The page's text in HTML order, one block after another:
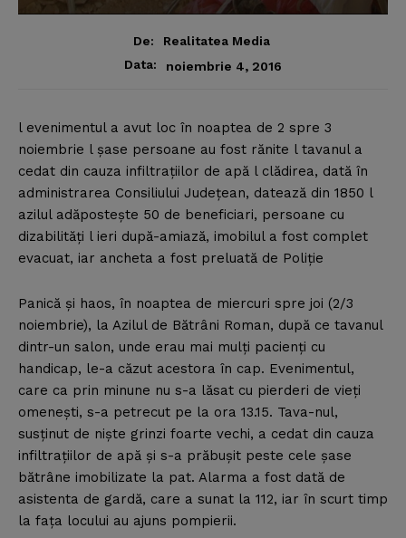
De:
Realitatea Media
Data:
noiembrie 4, 2016
l evenimentul a avut loc în noaptea de 2 spre 3
noiembrie l şase persoane au fost rănite l tavanul a
cedat din cauza infiltraţiilor de apă l clădirea, dată în
administrarea Consiliului Judeţean, datează din 1850 l
azilul adăposteşte 50 de beneficiari, persoane cu
dizabilităţi l ieri după-amiază, imobilul a fost complet
evacuat, iar ancheta a fost preluată de Poliţie
Panică şi haos, în noaptea de miercuri spre joi (2/3
noiembrie), la Azilul de Bătrâni Roman, după ce tavanul
dintr-un salon, unde erau mai mulţi pacienţi cu
handicap, le-a căzut acestora în cap. Evenimentul,
care ca prin minune nu s-a lăsat cu pierderi de vieţi
omeneşti, s-a petrecut pe la ora 13.15. Tava-nul,
susţinut de nişte grinzi foarte vechi, a cedat din cauza
infiltraţiilor de apă şi s-a prăbuşit peste cele şase
bătrâne imobilizate la pat. Alarma a fost dată de
asistenta de gardă, care a sunat la 112, iar în scurt timp
la faţa locului au ajuns pompierii.